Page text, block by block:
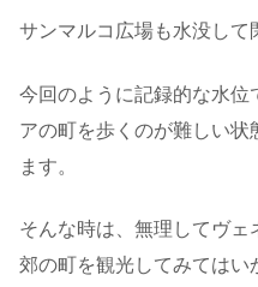
サンマルコ広場も水没して
今回のように記録的な水位
アの町を歩くのが難しい状
ます。
そんな時は、無理してヴ
郊の町を観光してみてはい